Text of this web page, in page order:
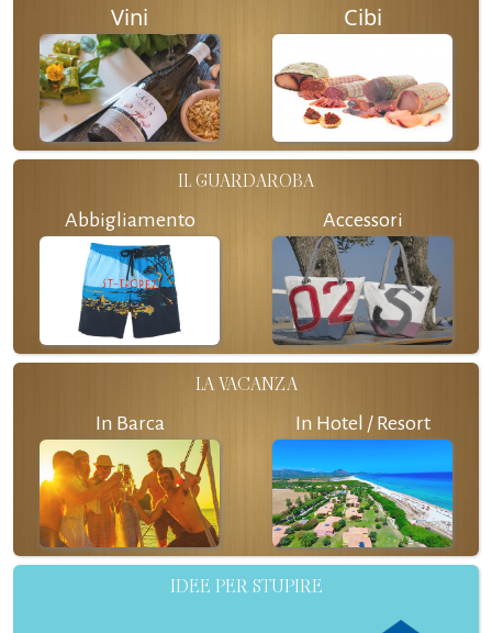
Vini Cibi
IL GUARDAROBA
Abbigliamento Accessori
LA VACANZA
In Barca In Hotel / Resort
IDEE PER STUPIRE